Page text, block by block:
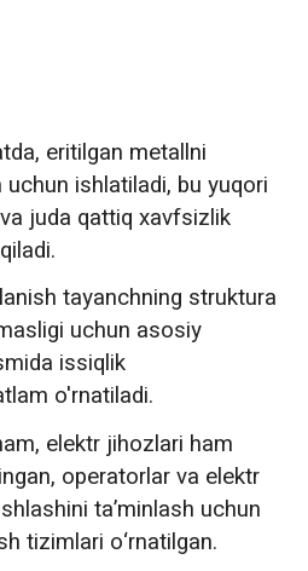
eritilgan metallni
ishlatiladi, bu yuqori
juda qattiq xavfsizlik
tayanchning struktura
uchun asosiy
issiqlik
o'rnatiladi.
elektr jihozlari ham
operatorlar va elektr
ta’minlash uchun
tizimlari o‘rnatilgan.